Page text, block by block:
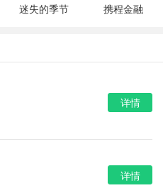
迷失的季节
携程金融
详情
详情